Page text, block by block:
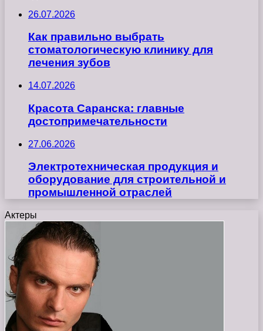
26.07.2026
Как правильно выбрать
стоматологическую клинику для
лечения зубов
14.07.2026
Красота Саранска: главные
достопримечательности
27.06.2026
Электротехническая продукция и
оборудование для строительной и
промышленной отраслей
Актеры